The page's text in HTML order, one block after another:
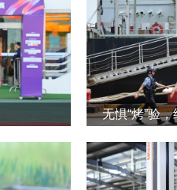
无惧“烤”验，